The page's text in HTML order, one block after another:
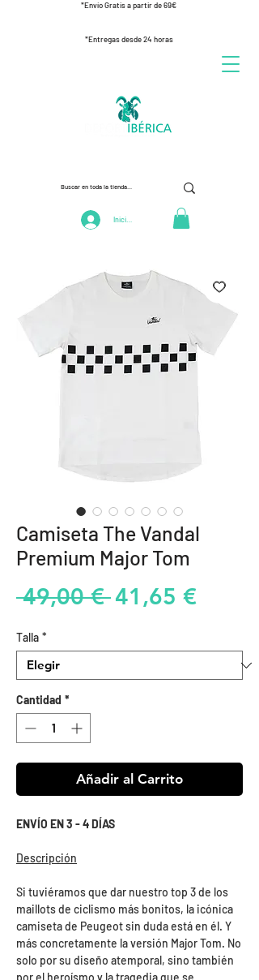
*Envío Gratis a partir de 69€
*Entregas desde 24 horas
Iniciar Sesión
Camiseta The Vandal
Premium Major Tom
49,00 € Precio
41,65 €Precio
oferta
Talla *
Cantidad *
Añadir al Carrito
ENVÍO EN 3 - 4 DÍAS
Descripción
Si tuviéramos que dar nuestro top 3 de los
maillots de ciclismo más bonitos, la icónica
camiseta de Peugeot sin duda está en él. Y
más concretamente la versión Major Tom. No
solo por su diseño atemporal, sino también